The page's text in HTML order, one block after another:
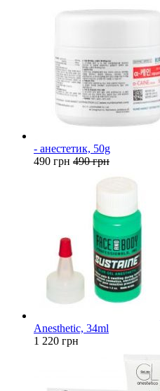
- анестетик, 50g
490 грн 490 грн
Anesthetic, 34ml
1 220 грн